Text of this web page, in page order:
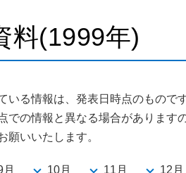
料(1999年)
いる情報は、発表日時点のもので
での情報と異なる場合があります
願いいたします。
月 10月 11月 12月